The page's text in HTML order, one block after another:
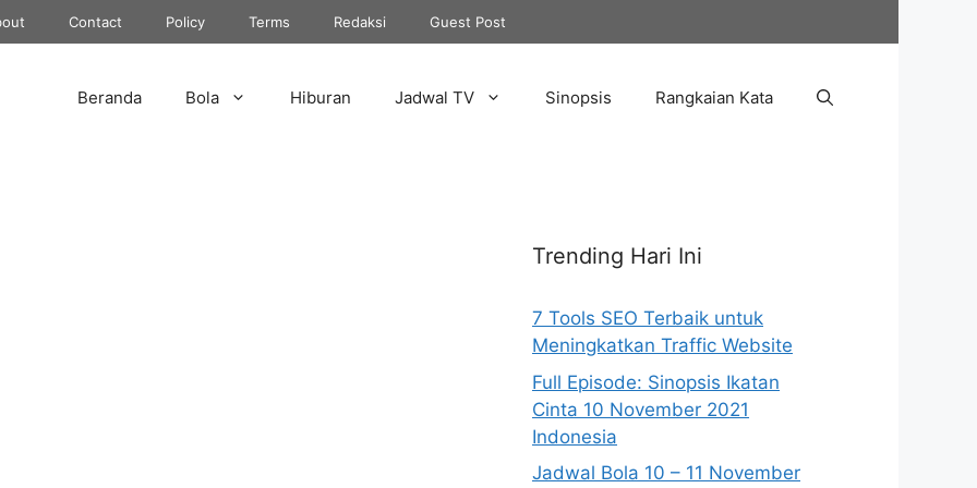
Contact Policy Terms Redaksi Guest Post
Beranda Bola Hiburan Jadwal TV Sinopsis Rangkaian Kata
Trending Hari Ini
7 Tools SEO Terbaik untuk
Meningkatkan Traffic Website
Full Episode: Sinopsis Ikatan
Cinta 10 November 2021
Indonesia
Jadwal Bola 10 – 11 November